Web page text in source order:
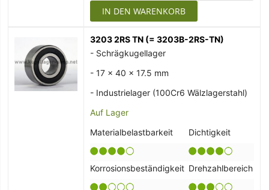
IN DEN WARENKORB
3203 2RS TN (= 3203B-2RS-TN)
- Schrägkugellager
- 17 x 40 x 17.5 mm
- Industrielager (100Cr6 Wälzlagerstahl)
Auf Lager
Materialbelastbarkeit
Dichtigkeit
Korrosionsbeständigkeit Drehzahlbereich